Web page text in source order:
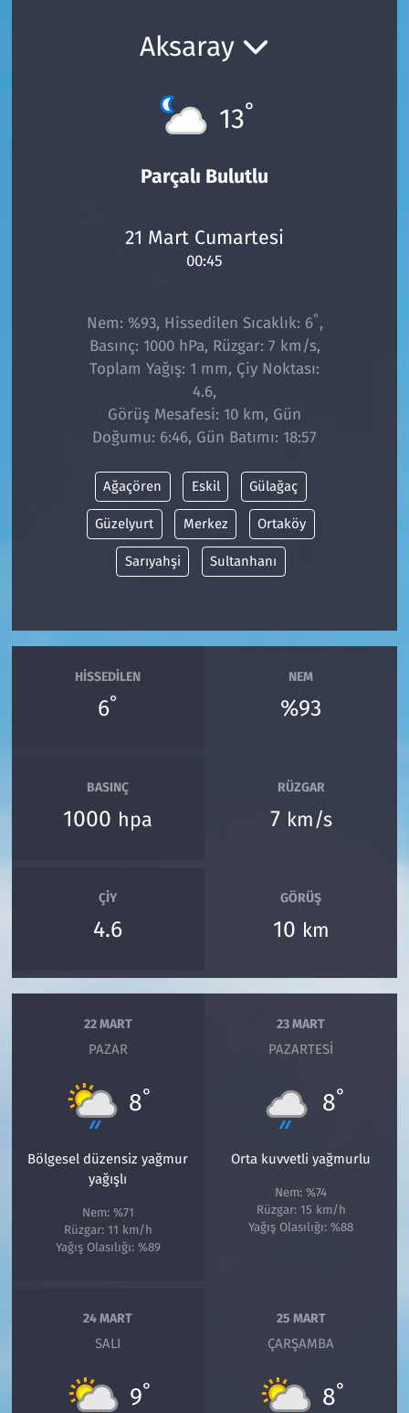
Aksaray
13°
Parçalı Bulutlu
21 Mart Cumartesi
00:45
Nem: %93, Hissedilen Sıcaklık: 6° ,
Basınç: 1000 hPa, Rüzgar: 7 km/s,
Toplam Yağış: 1 mm, Çiy Noktası:
4.6,
Görüş Mesafesi: 10 km, Gün
Doğumu: 6:46, Gün Batımı: 18:57
Ağaçören Eskil Gülağaç
Güzelyurt Merkez Ortaköy
Sarıyahşi Sultanhanı
HISSEDILEN
6°
NEM
%93
BASINÇ
1000 hpa
RÜZGAR
7 km/s
ÇIY
4.6
GÖRÜŞ
10 km
22 MART
PAZAR
8°
Bölgesel düzensiz yağmur
yağışlı
Nem: %71
Rüzgar: 11 km/h
Yağış Olasılığı: %89
23 MART
PAZARTESI
8°
Orta kuvvetli yağmurlu
Nem: %74
Rüzgar: 15 km/h
Yağış Olasılığı: %88
24 MART
SALI
9°
25 MART
ÇARŞAMBA
8°
Kültür Sanat
Saray
Süleymanpaşa